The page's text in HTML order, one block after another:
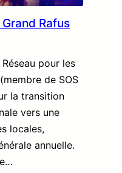
Rafus
pour les
de SOS
la transition
vers une
locales,
annuelle.